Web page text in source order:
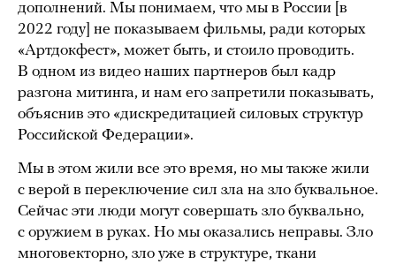
дополнений. Мы понимаем, что мы в России [в
2022 году] не показываем фильмы, ради которых
«Артдокфест», может быть, и стоило проводить.
В одном из видео наших партнеров был кадр
разгона митинга, и нам его запретили показывать,
объяснив это «дискредитацией силовых структур
Российской Федерации».
Мы в этом жили все это время, но мы также жили
с верой в переключение сил зла на зло буквальное.
Сейчас эти люди могут совершать зло буквально,
с оружием в руках. Но мы оказались неправы. Зло
многовекторно, зло уже в структуре, ткани